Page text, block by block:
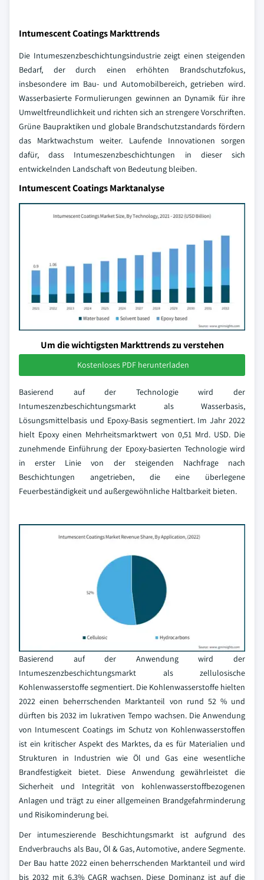
Intumescent Coatings Markttrends
Die Intumeszenzbeschichtungsindustrie zeigt einen steigenden
Bedarf, der durch einen erhöhten Brandschutzfokus,
insbesondere im Bau- und Automobilbereich, getrieben wird.
Wasserbasierte Formulierungen gewinnen an Dynamik für ihre
Umweltfreundlichkeit und richten sich an strengere Vorschriften.
Grüne Baupraktiken und globale Brandschutzstandards fördern
das Marktwachstum weiter. Laufende Innovationen sorgen
dafür, dass Intumeszenzbeschichtungen in dieser sich
entwickelnden Landschaft von Bedeutung bleiben.
Intumescent Coatings Marktanalyse
Um die wichtigsten Markttrends zu verstehen
Kostenloses PDF herunterladen
Basierend auf der Technologie wird der
Intumeszenzbeschichtungsmarkt als Wasserbasis,
Lösungsmittelbasis und Epoxy-Basis segmentiert. Im Jahr 2022
hielt Epoxy einen Mehrheitsmarktwert von 0,51 Mrd. USD. Die
zunehmende Einführung der Epoxy-basierten Technologie wird
in erster Linie von der steigenden Nachfrage nach
Beschichtungen angetrieben, die eine überlegene
Feuerbeständigkeit und außergewöhnliche Haltbarkeit bieten.
Basierend auf der Anwendung wird der
Intumeszenzbeschichtungsmarkt als zellulosische
Kohlenwasserstoffe segmentiert. Die Kohlenwasserstoffe hielten
2022 einen beherrschenden Marktanteil von rund 52 % und
dürften bis 2032 im lukrativen Tempo wachsen. Die Anwendung
von Intumescent Coatings im Schutz von Kohlenwasserstoffen
ist ein kritischer Aspekt des Marktes, da es für Materialien und
Strukturen in Industrien wie Öl und Gas eine wesentliche
Brandfestigkeit bietet. Diese Anwendung gewährleistet die
Sicherheit und Integrität von kohlenwasserstoffbezogenen
Anlagen und trägt zu einer allgemeinen Brandgefahrminderung
und Risikominderung bei.
Der intumeszierende Beschichtungsmarkt ist aufgrund des
Endverbrauchs als Bau, Öl & Gas, Automotive, andere Segmente.
Der Bau hatte 2022 einen beherrschenden Marktanteil und wird
bis 2032 mit 6,3% CAGR wachsen. Diese Dominanz ist auf die